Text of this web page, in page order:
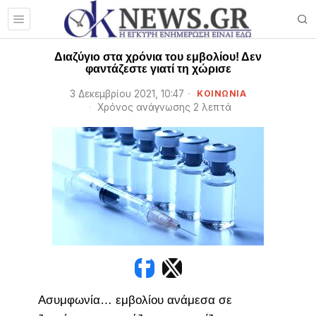
Διαζύγιο στα χρόνια του εμβολίου! Δεν
φαντάζεστε γιατί τη χώρισε
3 Δεκεμβρίου 2021, 10:47 ΚΟΙΝΩΝΙΑ
Χρόνος ανάγνωσης 2 λεπτά
Ασυμφωνία… εμβολίου ανάμεσα σε